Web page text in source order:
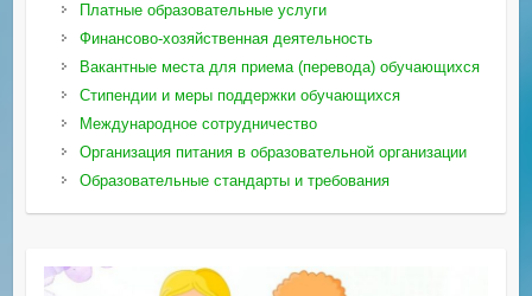
Платные образовательные услуги
Финансово-хозяйственная деятельность
Вакантные места для приема (перевода) обучающихся
Стипендии и меры поддержки обучающихся
Международное сотрудничество
Организация питания в образовательной организации
Образовательные стандарты и требования